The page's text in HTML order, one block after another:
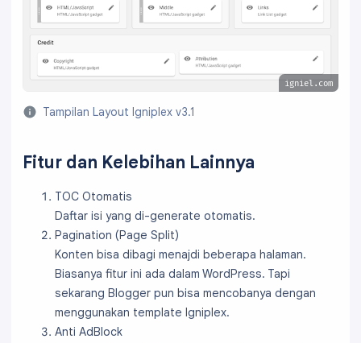
Tampilan Layout Igniplex v3.1
igniel.com
Fitur dan Kelebihan Lainnya
TOC Otomatis
Daftar isi yang di-generate otomatis.
Pagination (Page Split)
Konten bisa dibagi menajdi beberapa halaman.
Biasanya fitur ini ada dalam WordPress. Tapi
sekarang Blogger pun bisa mencobanya dengan
menggunakan template Igniplex.
Anti AdBlock